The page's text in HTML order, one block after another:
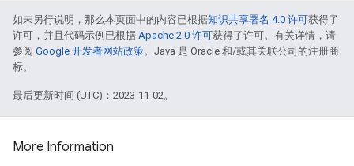
如未另行说明，那么本页面中的内容已根据知识共享署名 4.0 许可获得了
许可，并且代码示例已根据 Apache 2.0 许可获得了许可。有关详情，请
参阅 Google 开发者网站政策。Java 是 Oracle 和/或其关联公司的注册商
标。
最后更新时间 (UTC)：2023-11-02。
More Information